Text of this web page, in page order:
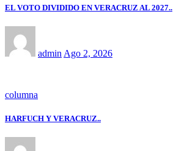
EL VOTO DIVIDIDO EN VERACRUZ AL 2027..
admin Ago 2, 2026
columna
HARFUCH Y VERACRUZ..